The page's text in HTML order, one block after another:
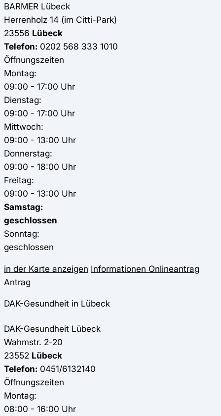
BARMER Lübeck
Herrenholz 14 (im Citti-Park)
23556 Lübeck
Telefon: 0202 568 333 1010
Öffnungszeiten
Montag:
09:00 - 17:00 Uhr
Dienstag:
09:00 - 17:00 Uhr
Mittwoch:
09:00 - 13:00 Uhr
Donnerstag:
09:00 - 18:00 Uhr
Freitag:
09:00 - 13:00 Uhr
Samstag:
geschlossen
Sonntag:
geschlossen
in der Karte anzeigen Informationen Onlineantrag
Antrag
DAK-Gesundheit in Lübeck
DAK-Gesundheit Lübeck
Wahmstr. 2-20
23552 Lübeck
Telefon: 0451/6132140
Öffnungszeiten
Montag:
08:00 - 16:00 Uhr